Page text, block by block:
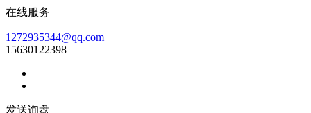
在线服务
1272935344@qq.com
15630122398
发送询盘